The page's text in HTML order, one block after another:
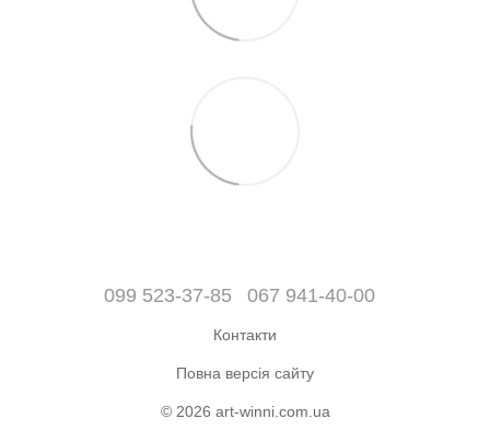
099 523-37-85 067 941-40-00
Контакти
Повна версія сайту
© 2026 art-winni.com.ua